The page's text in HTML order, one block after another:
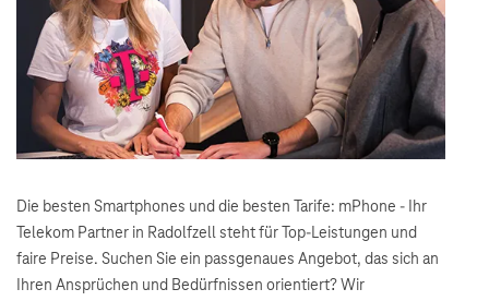
Die besten Smartphones und die besten Tarife: mPhone - Ihr
Telekom Partner in Radolfzell steht für Top-Leistungen und
faire Preise. Suchen Sie ein passgenaues Angebot, das sich an
Ihren Ansprüchen und Bedürfnissen orientiert? Wir